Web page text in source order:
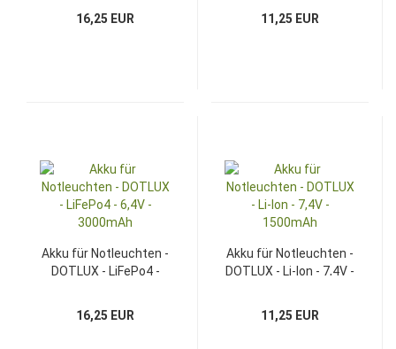
16,25 EUR
11,25 EUR
Akku für Notleuchten -
DOTLUX - LiFePo4 -
16,25 EUR
Akku für Notleuchten -
DOTLUX - Li-Ion - 7,4V -
11,25 EUR